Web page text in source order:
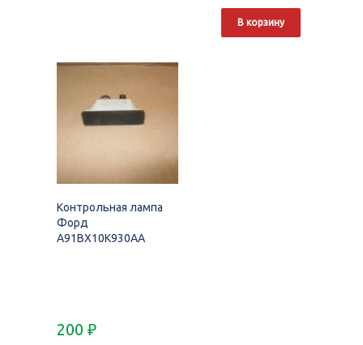
В корзину
Контрольная лампа
Форд
A91BX10K930AA
200 ₽